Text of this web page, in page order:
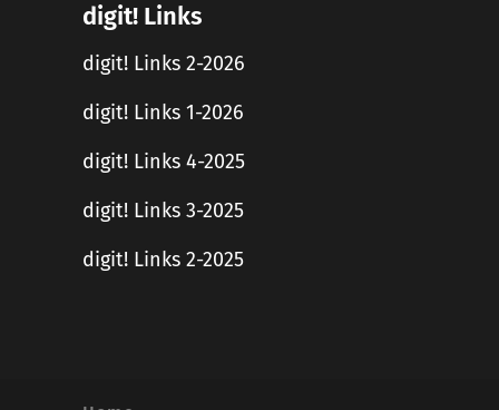
digit! Links
digit! Links 2-2026
digit! Links 1-2026
digit! Links 4-2025
digit! Links 3-2025
digit! Links 2-2025